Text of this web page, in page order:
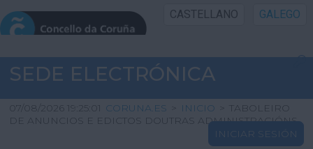
CASTELLANO GALEGO
INICIO SEDE
INICIO
INFORMACIÓN PÚBLICA
SEDE ELECTRÓNICA
07/08/2026 19:25:01 CORUNA.ES > INICIO > TABOLEIRO
DE ANUNCIOS E EDICTOS DOUTRAS ADMINISTRACIÓNS
INICIAR SESIÓN